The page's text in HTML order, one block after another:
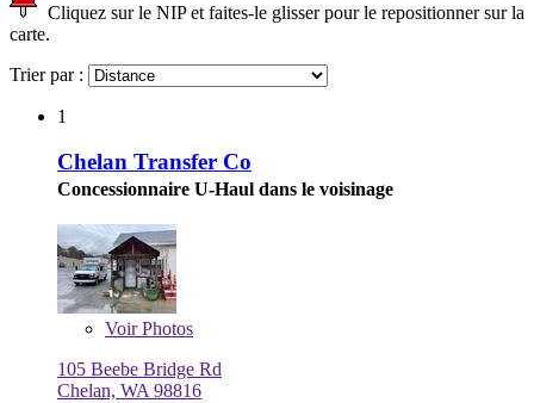
Cliquez sur le NIP et faites-le glisser pour le repositionner sur la
carte.
Trier par :
1
Chelan Transfer Co
Concessionnaire U-Haul dans le voisinage
VoirPhotos
105 Beebe Bridge Rd
Chelan, WA 98816